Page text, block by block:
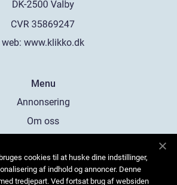
web: www.klikko.dk
Menu
Annonsering
Om oss
Kontakta oss
Sitemap
cookies til at huske dine indstillinger,
af indhold og annoncer. Denne
tredjepart. Ved fortsat brug af websiden